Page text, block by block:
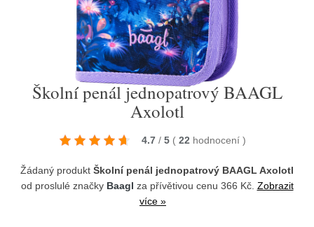
Školní penál jednopatrový BAAGL
Axolotl
4.7 / 5 ( 22 hodnocení )
Žádaný produkt Školní penál jednopatrový BAAGL Axolotl
od proslulé značky Baagl za přívětivou cenu 366 Kč. Zobrazit
více »